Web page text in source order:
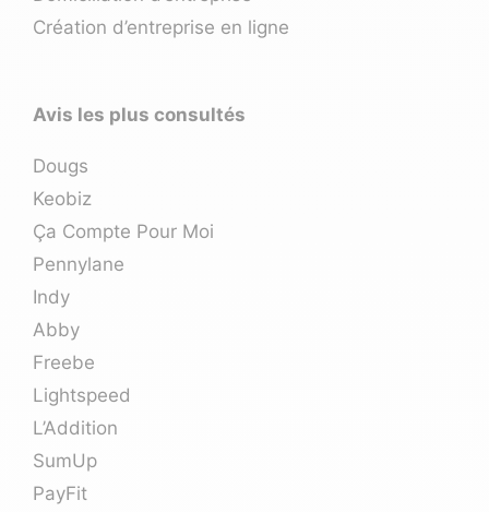
Création d’entreprise en ligne
Avis les plus consultés
Dougs
Keobiz
Ça Compte Pour Moi
Pennylane
Indy
Abby
Freebe
Lightspeed
L’Addition
SumUp
PayFit